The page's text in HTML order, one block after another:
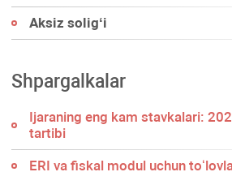
Aksiz soligʻi
Shpargalkalar
Ijaraning eng kam stavkalari:
tartibi
ERI va fiskal modul uchun